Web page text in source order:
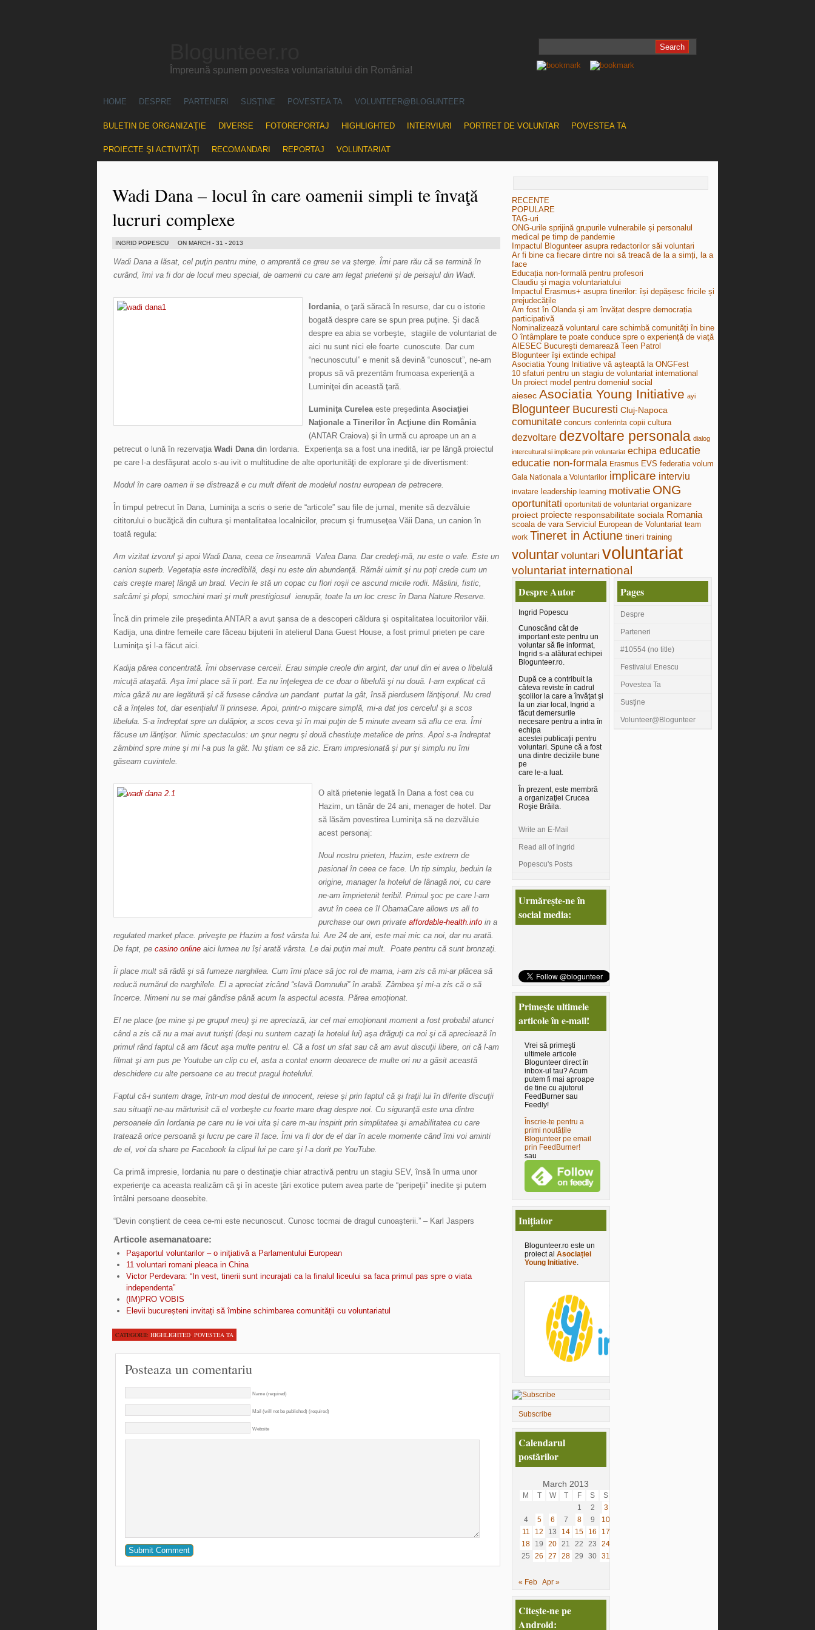
Împreună spunem povestea voluntariatului din România!
HOME DESPRE PARTENERI SUSŢINE POVESTEA TA VOLUNTEER@BLOGUNTEER
BULETIN DE ORGANIZAŢIE DIVERSE FOTOREPORTAJ HIGHLIGHTED INTERVIURI PORTRET DE VOLUNTAR POVESTEA TA
PROIECTE ŞI ACTIVITĂŢI RECOMANDARI REPORTAJ VOLUNTARIAT
Wadi Dana – locul în care oamenii simpli te învaţă
lucruri complexe
INGRID POPESCU ON MARCH - 31 - 2013
Wadi Dana a lăsat, cel puţin pentru mine, o amprentă ce greu se va şterge. Îmi pare rău că se termină în
curând, îmi va fi dor de locul meu special, de oamenii cu care am legat prietenii şi de peisajul din Wadi.
Iordania, o ţară săracă în resurse, dar cu o istorie
bogată despre care se spun prea puţine. Şi dacă
despre ea abia se vorbeşte, stagiile de voluntariat de
aici nu sunt nici ele foarte cunoscute. Dar cum
“necunoscutul” e menit să devină “cunoscut”, ne-am
propus să vă prezentăm frumoasa experienţă a
Luminiţei din această ţară.
Luminiţa Cureleaeste preşedinta Asociaţiei
Naţionale a Tinerilor în Acţiune din România
(ANTAR Craiova) şi în urmă cu aproape un an a
petrecut o lună în rezervaţia Wadi Dana din Iordania. Experienţa sa a fost una inedită, iar pe lăngă proiectul
pe care l-a desfăşurat acolo s-au ivit o multitudine de alte oportunităţi de explorare şi de divertisment:
Modul în care oamen ii se distrează e cu mult diferit de modelul nostru european de petrecere.
În timpul petrecut în Dana, Luminiţa a scris o serie de “articole” sau file de jurnal, menite să dezvăluie
cititorului o bucăţică din cultura şi mentalitatea localnicilor, precum şi frumuseţea Văii Dana, un canion în
toată regula:
Am vizitat izvorul şi apoi Wadi Dana, ceea ce înseamnă Valea Dana. Dar credeţi-mă, nu este o vale. Este un
canion superb. Vegetaţia este incredibilă, deşi nu este din abundenţă. Rămâi uimit şi nu poţi crede cum un
cais creşte mareţ lângă un brad. Vecin le stă un copac cu flori roşii ce ascund micile rodii. Măslini, fistic,
salcâmi şi plopi, smochini mari şi mult prestigiosul ienupăr, toate la un loc cresc în Dana Nature Reserve.
Încă din primele zile preşedinta ANTAR a avut şansa de a descoperi căldura şi ospitalitatea locuitorilor văii.
Kadija, una dintre femeile care făceau bijuterii în atelierul Dana Guest House, a fost primul prieten pe care
Luminiţa şi l-a făcut aici.
Kadija părea concentrată. Îmi observase cerceii. Erau simple creole din argint, dar unul din ei avea o libelulă
micuţă ataşată. Aşa îmi place să îi port. Ea nu înţelegea de ce doar o libelulă şi nu două. I-am explicat că
mica gâză nu are legătură şi că fusese cândva un pandant purtat la gât, însă pierdusem lănţişorul. Nu cred
că a înţeles tot, dar esenţialul îl prinsese. Apoi, printr-o mişcare simplă, mi-a dat jos cercelul şi a scos
libelula. S-a îndreptat spre un dulăpior, a scos ceva şi în mai puţin de 5 minute aveam să aflu ce era. Îmi
făcuse un lănţişor. Nimic spectaculos: un şnur negru şi două chestiuţe metalice de prins. Apoi s-a îndreptat
zâmbind spre mine şi mi l-a pus la gât. Nu ştiam ce să zic. Eram impresionată şi pur şi simplu nu îmi
găseam cuvintele.
O altă prietenie legată în Dana a fost cea cu
Hazim, un tânăr de 24 ani, menager de hotel. Dar
să lăsăm povestirea Luminiţa să ne dezvăluie
acest personaj:
Noul nostru prieten, Hazim, este extrem de
pasional în ceea ce face. Un tip simplu, beduin la
origine, manager la hotelul de lânagă noi, cu care
ne-am împrietenit teribil. Primul şoc pe care l-am
avut în ceea ce îl ObamaCare allows us all to
purchase our own private affordable-health.info in a
regulated market place. priveşte pe Hazim a fost vârsta lui. Are 24 de ani, este mai mic ca noi, dar nu arată.
De fapt, pe casino online aici lumea nu îşi arată vârsta. Le dai puţin mai mult. Poate pentru că sunt bronzaţi.
Îi place mult să râdă şi să fumeze narghilea. Cum îmi place să joc rol de mama, i-am zis că mi-ar plăcea să
reducă numărul de narghilele. El a apreciat zicând “slavă Domnului” în arabă. Zâmbea şi mi-a zis că o să
încerce. Nimeni nu se mai gândise până acum la aspectul acesta. Părea emoţionat.
El ne place (pe mine şi pe grupul meu) şi ne apreciază, iar cel mai emoţionant moment a fost probabil atunci
când a zis că nu a mai avut turişti (deşi nu suntem cazaţi la hotelul lui) aşa drăguţi ca noi şi că apreciează în
primul rând faptul că am făcut aşa multe pentru el. Că a fost un sfat sau că am avut discuţii libere, ori că l-am
filmat şi am pus pe Youtube un clip cu el, asta a contat enorm deoarece de multe ori nu a găsit această
deschidere cu alte persoane ce au trecut pragul hotelului.
Faptul că-i suntem drage, într-un mod destul de innocent, reiese şi prin faptul că şi fraţii lui în diferite discuţii
sau situaţii ne-au mărturisit că el vorbeşte cu foarte mare drag despre noi. Cu siguranţă este una dintre
persoanele din Iordania pe care nu le voi uita şi care m-au inspirit prin simplitatea şi amabilitatea cu care
tratează orice persoană şi lucru pe care îl face. Îmi va fi dor de el dar în acele momente când îmi voi aminti
de el, voi da share pe Facebook la clipul lui pe care şi l-a dorit pe YouTube.
Ca primă impresie, Iordania nu pare o destinaţie chiar atractivă pentru un stagiu SEV, însă în urma unor
experienţe ca aceasta realizăm că şi în aceste ţări exotice putem avea parte de “peripeţii” inedite şi putem
întâlni persoane deosebite.
“Devin conştient de ceea ce-mi este necunoscut. Cunosc tocmai de dragul cunoaşterii.” – Karl Jaspers
Articole asemanatoare:
Paşaportul voluntarilor – o iniţiativă a Parlamentului European
11 voluntari romani pleaca in China
Victor Perdevara: “In vest, tinerii sunt incurajati ca la finalul liceului sa faca primul pas spre o viata
independenta”
(IM)PRO VOBIS
Elevii bucureșteni invitați să îmbine schimbarea comunității cu voluntariatul
CATEGORII: HIGHLIGHTED, POVESTEA TA
Posteaza un comentariu
Name (required)
Mail (will not be published) (required)
Website
RECENTE
POPULARE
TAG-uri
ONG-urile sprijină grupurile vulnerabile și personalul
medical pe timp de pandemie
Impactul Blogunteer asupra redactorilor săi voluntari
Ar fi bine ca fiecare dintre noi să treacă de la a simți, la a
face
Educația non-formală pentru profesori
Claudiu și magia voluntariatului
Impactul Erasmus+ asupra tinerilor: își depășesc fricile și
prejudecățile
Am fost în Olanda și am învățat despre democrația
participativă
Nominalizează voluntarul care schimbă comunități în bine
O întâmplare te poate conduce spre o experienţă de viaţă
AIESEC Bucureşti demarează Teen Patrol
Blogunteer îşi extinde echipa!
Asociatia Young Initiative vă aşteaptă la ONGFest
10 sfaturi pentru un stagiu de voluntariat international
Un proiect model pentru domeniul social
aiesec Asociatia Young Initiative ayi
Blogunteer Bucuresti Cluj-Napoca
comunitate concurs conferinta copii cultura
dezvoltare dezvoltare personala dialog
intercultural si implicare prin voluntariat echipa educatie
educatie non-formala Erasmus EVS federatia volum
Gala Nationala a Voluntarilor implicare interviu
invatare leadership learning motivatie ONG
oportunitati oportunitati de voluntariat organizare
proiect proiecte responsabilitate sociala Romania
scoala de vara Serviciul European de Voluntariat team
work Tineret in Actiune tineri training
voluntar voluntari voluntariat
voluntariat international
Despre Autor
Ingrid Popescu
Cunoscând cât de
important este pentru un
voluntar să fie informat,
Ingrid s-a alăturat echipei
Blogunteer.ro.
După ce a contribuit la
câteva reviste în cadrul
şcolilor la care a învăţat şi
la un ziar local, Ingrid a
făcut demersurile
necesare pentru a intra în
echipa
acestei publicaţii pentru
voluntari. Spune că a fost
una dintre deciziile bune
pe
care le-a luat.
În prezent, este membră
a organizaţiei Crucea
Roşie Brăila.
Write an E-Mail
Read all of Ingrid
Popescu's Posts
Urmăreşte-ne în
social media:
Primeşte ultimele
articole în e-mail!
Vrei să primeşti
ultimele articole
Blogunteer direct în
inbox-ul tau? Acum
putem fi mai aproape
de tine cu ajutorul
FeedBurner sau
Feedly!
Înscrie-te pentru a
primi noutățile
Blogunteer pe email
prin FeedBurner!
sau
Iniţiator
Blogunteer.ro este un
proiect al Asociației
Young Initiative.
Subscribe
Calendarul
postărilor
March 2013
M T W T F S
S
1
2
3
4
5 6 7 8 9
10
11
12 13 14 15 16
17
18
19 20 21 22 23
24
25
26 27 28 29 30 31
« Feb Apr »
Citeşte-ne pe
Android:
Pages
Despre
Parteneri
#10554 (no title)
Festivalul Enescu
Povestea Ta
Susţine
Volunteer@Blogunteer